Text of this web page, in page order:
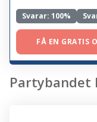
Svarar:100%
FÅ EN GRATIS
Partybandet